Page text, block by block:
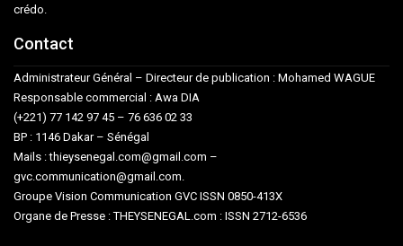
crédo.
Contact
Administrateur Général – Directeur de publication : Mohamed WAGUE
Responsable commercial : Awa DIA
(+221) 77 142 97 45 – 76 636 02 33
BP : 1146 Dakar – Sénégal
Mails : thieysenegal.com@gmail.com –
gvc.communication@gmail.com.
Groupe Vision Communication GVC ISSN 0850-413X
Organe de Presse : THEYSENEGAL.com : ISSN 2712-6536